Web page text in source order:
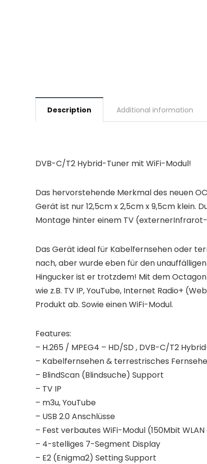
Description Additional information
DVB-C/T2 Hybrid-Tuner mit WiFi-Modul!
Das hervorstehende Merkmal des neuen
Gerät ist nur 12,5cm x 2,5cm x 9,5cm klein.
Montage hinter einem TV
Das Gerät ideal für Kabelfernsehen oder
nach, aber wurde eben für den
Hingucker ist er trotzdem! Mit dem Octagon
wie z.B. TV IP, YouTube, Internet Radio+
Produkt ab. Sowie einen WiFi-Modul.
Features:
– H.265 / MPEG4 – HD/SD , DVB-C/T2
– Kabelfernsehen & terrestrisches
– BlindScan (Blindsuche) Support
– TV IP
– m3u, YouTube
– USB 2.0 Anschlüsse
– Fest verbautes WiFi-Modul (150Mbit
– 4-stelliges 7-Segment Display
– E2 (Enigma2) Setting Support